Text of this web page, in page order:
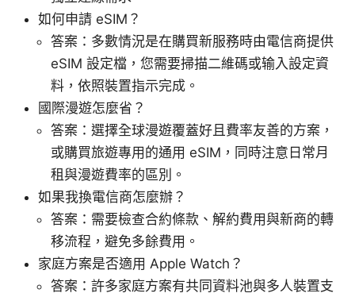
如何申請 eSIM？
答案：多數情況是在購買新服務時由電信商提供
eSIM 設定檔，您需要掃描二維碼或输入設定資
料，依照裝置指示完成。
國際漫遊怎麼省？
答案：選擇全球漫遊覆蓋好且費率友善的方案，
或購買旅遊專用的通用 eSIM，同時注意日常月
租與漫遊費率的區別。
如果我換電信商怎麼辦？
答案：需要檢查合約條款、解約費用與新商的轉
移流程，避免多餘費用。
家庭方案是否適用 Apple Watch？
答案：許多家庭方案有共同資料池與多人裝置支